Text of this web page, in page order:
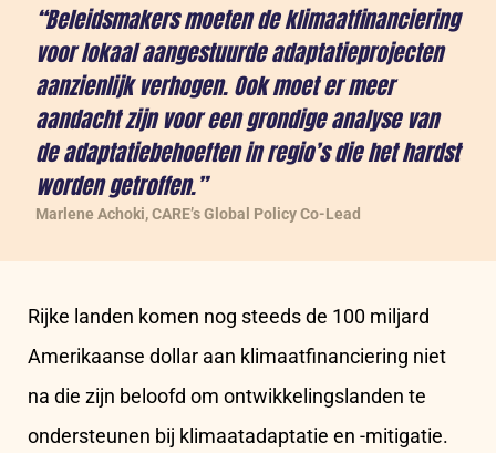
“Beleidsmakers moeten de klimaatfinanciering
voor lokaal aangestuurde adaptatieprojecten
aanzienlijk verhogen. Ook moet er meer
aandacht zijn voor een grondige analyse van
de adaptatiebehoeften in regio’s die het hardst
worden getroffen.”
Marlene Achoki, CARE’s Global Policy Co-Lead
Rijke landen komen nog steeds de 100 miljard
Amerikaanse dollar aan klimaatfinanciering niet
na die zijn beloofd om ontwikkelingslanden te
ondersteunen bij klimaatadaptatie en -mitigatie.